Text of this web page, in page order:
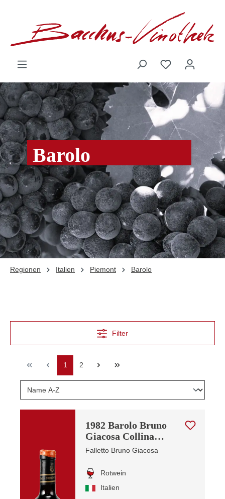
Barolo
Regionen Italien Piemont Barolo
Filter
Seite
1 Seite
2
1982 Barolo Bruno
Giacosa Collina
Rionda
Falletto Bruno Giacosa
Rotwein
Italien